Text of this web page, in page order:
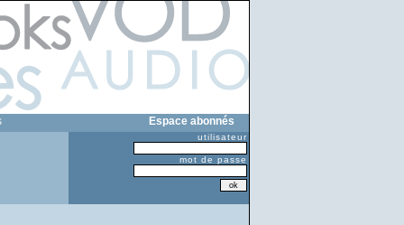
Espace abonnés
utilisateur
mot de passe